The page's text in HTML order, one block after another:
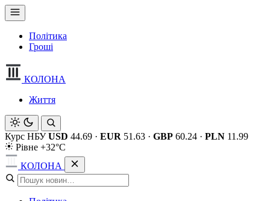
Політика
Гроші
КОЛОНА
Життя
Курс НБУ USD 44.69 · EUR 51.63 · GBP 60.24 · PLN 11.99
Рівне +32°C
КОЛОНА